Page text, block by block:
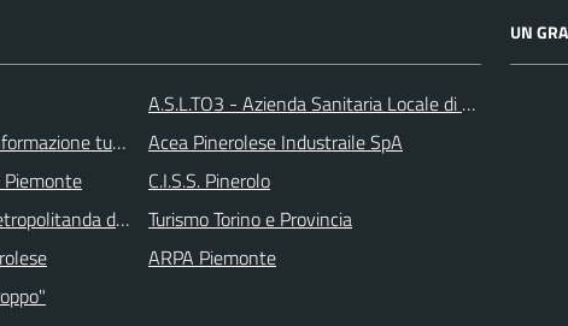
turstica
di Torino
A.S.L.TO3 - Azienda Sanitaria Locale di Collegno e
Acea Pinerolese Industraile SpA
C.I.S.S. Pinerolo
Turismo Torino e Provincia
ARPA Piemonte
UN